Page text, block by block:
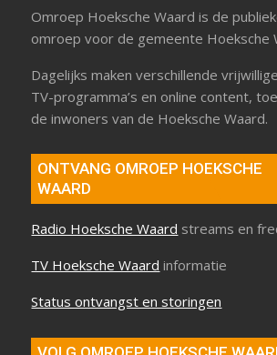
Omroep Hoeksche Waard is de
omroep voor de gemeente Hoeksche
Dagelijks maken verschillende
TV-programma’s en online content,
de inwoners van de Hoeksche Waard.
ONTVANG OMROEP HOEKSCHE
WAARD
Radio Hoeksche Waard streams en
TV Hoeksche Waard informatie
Status ontvangst en storingen